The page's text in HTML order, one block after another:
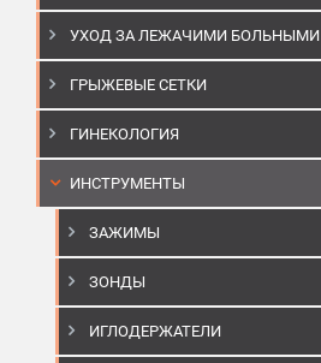
УХОД ЗА ЛЕЖАЧИМИ БОЛЬНЫМИ
ГРЫЖЕВЫЕ СЕТКИ
ГИНЕКОЛОГИЯ
ИНСТРУМЕНТЫ
ЗАЖИМЫ
ЗОНДЫ
ИГЛОДЕРЖАТЕЛИ